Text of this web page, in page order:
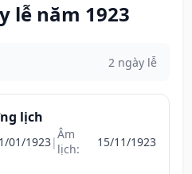
lễ năm 1923
2 ngày lễ
lịch
01/1923|Âm
lịch:
15/11/1923